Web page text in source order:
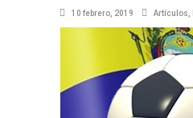
10 febrero, 2019 Artículos